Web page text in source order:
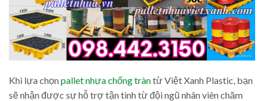
Khi lựa chọnpallet nhựa chống tràntừ Việt Xanh Plastic, bạn
sẽ nhận được sự hỗ trợ tận tình từ đội ngũ nhân viên chăm